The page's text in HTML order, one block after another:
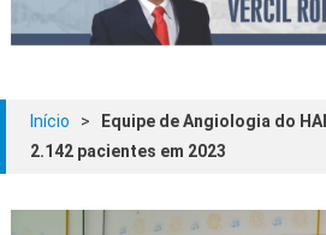
Início >
Equipe de Angiologia do
2.142 pacientes em 2023